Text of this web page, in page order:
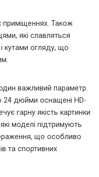
Також
які славляться
кутами огляду, що
важливий параметр.
24 дюйми оснащені HD-
гарну якість картинки
моделі підтримують
що особливо
та спортивних